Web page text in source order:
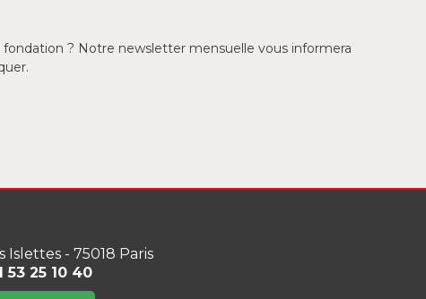
? Notre newsletter mensuelle vous informera
Islettes - 75018 Paris
53 25 10 40